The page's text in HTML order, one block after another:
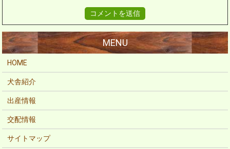
HOME
犬舎紹介
出産情報
交配情報
サイトマップ